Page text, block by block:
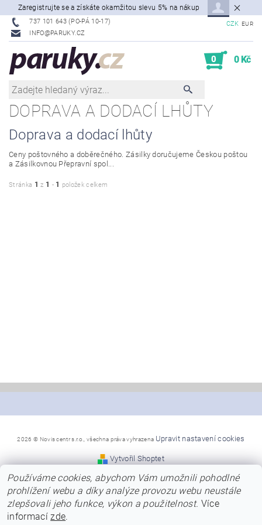
Zaregistrujte se a získáte okamžitou slevu 5% na nákup
737 101 643 (PO-PÁ 10-17)
INFO@PARUKY.CZ
CZK EUR
0 0 Kč
DOPRAVA A DODACÍ LHŮTY
Doprava a dodací lhůty
Ceny poštovného a doběrečného. Zásilky doručujeme Českou poštou
a Zásilkovnou Přepravní spol...
Stránka 1 z 1 - 1 položek celkem
2026 © Novis centr s.r.o., všechna práva vyhrazena Upravit nastavení cookies
Vytvořil Shoptet
*Snažíme se, aby naše stránky byly co nejpřehlednější a
poskytly Vám dostatek informací
o nabízených modelech, jejich barvách a kvalitě.
Přesto se předem omlouváme za případné chyby v názvech,
Používáme cookies, abychom Vám umožnili pohodlné
prohlížení webu a díky analýze provozu webu neustále
zlepšovali jeho funkce, výkon a použitelnost. Více
informacízde.